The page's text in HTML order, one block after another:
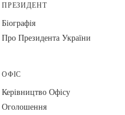
ПРЕЗИДЕНТ
Біографія
Про Президента України
ОФІС
Керівництво Офісу
Оголошення